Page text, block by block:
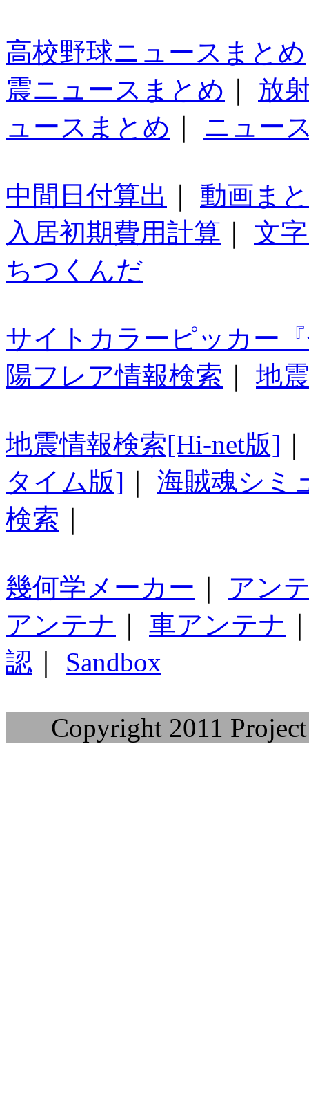
高校野球ニュースまとめ
震ニュースまとめ
放
ュースまとめ
ニュー
中間日付算出
動画ま
入居初期費用計算
文
ちつくんだ
サイトカラーピッカー
陽フレア情報検索
地
地震情報検索[Hi-net版]
タイム版]
海賊魂シミ
検索
幾何学メーカー
アン
アンテナ
車アンテナ
認
Sandbox
Copyright 2011